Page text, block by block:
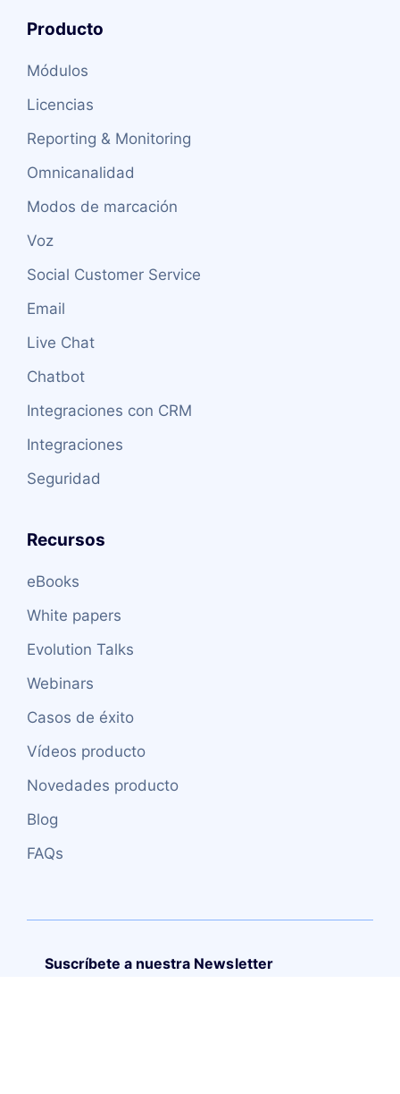
Producto
Módulos
Licencias
Reporting & Monitoring
Omnicanalidad
Modos de marcación
Voz
Social Customer Service
Email
Live Chat
Chatbot
Integraciones con CRM
Integraciones
Seguridad
Recursos
eBooks
White papers
Evolution Talks
Webinars
Casos de éxito
Vídeos producto
Novedades producto
Blog
FAQs
Suscríbete a nuestra Newsletter